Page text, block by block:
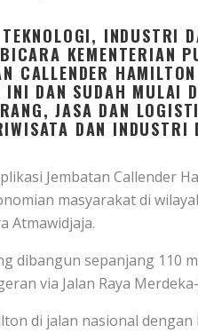
INDUSTRI
KEMENTERIAN
CALLENDER
INI DAN SUDAH MULAI
JASA DAN
DAN INDUSTRI
Jembatan Callender
masyarakat di
Atmawidjaja.
dibangun sepanjang 110
via Jalan Raya
di jalan nasional